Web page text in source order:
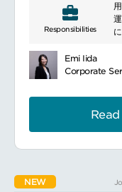
Responsibilities
Emi Iida
Corporate
NEW